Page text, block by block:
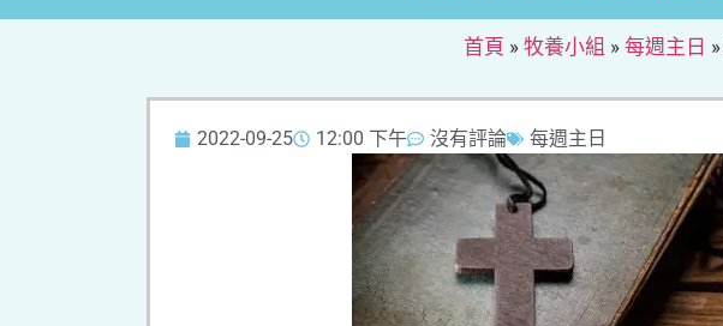
首頁 »牧養小組 »每週主日 »
2022-09-25 12:00 下午 沒有評論 每週主日